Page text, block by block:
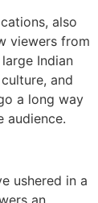
also
viewers from
Indian
and
a long way
audience.
ushered in a
an